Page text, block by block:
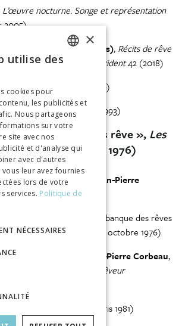
L’œuvre nocturne. Songe et représentation
2005)
Rainier Lanselle (éds), Récits de rêve
Orient Extrême Occident42 (2018)
des roches
(Paris 2009)
ou la cicatrice(Arles 1993)
une banque des rêve », Les
2539 (1erjuillet 1976)
Astier Brunet/Jean-Pierre
des jeunes(Paris 1975)
Duvignaud
, « La banque des rêves
littéraires
2553 (5 octobre 1976)
Duvignaud/Jean-Pierre Corbeau,
Essai d’anthropologie du rêveur
(Paris 1981)
ITALIAN
×
utilise des
cookies pour
les publicités et
Nous partageons
sur votre
site avec nos
et d'analyse qui
avec d'autres
leur avez fournies
lors de votre
services. Politique de
NÉCESSAIRES